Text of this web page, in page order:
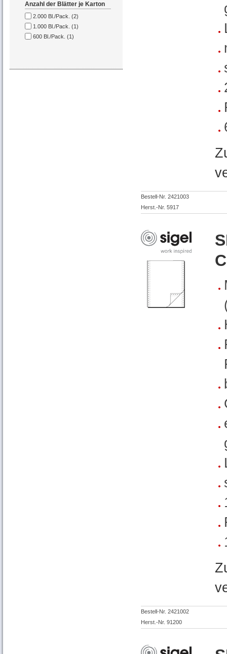
Anzahl der Blätter je Karton
2.000 Bl./Pack. (2)
1.000 Bl./Pack. (1)
600 Bl./Pack. (1)
Bestell-Nr. 2421003
Herst.-Nr. 5917
Bestell-Nr. 2421002
Herst.-Nr. 91200